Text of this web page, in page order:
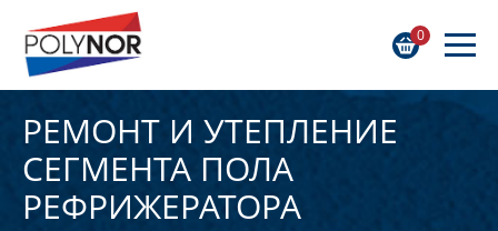
0
РЕМОНТ И УТЕПЛЕНИЕ
СЕГМЕНТА ПОЛА
РЕФРИЖЕРАТОРА